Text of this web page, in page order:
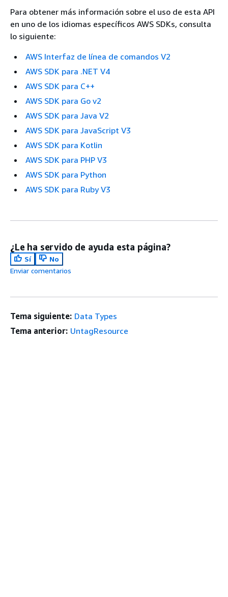
Para obtener más información sobre el uso de esta API
en uno de los idiomas específicos AWS SDKs, consulta
lo siguiente:
AWS Interfaz de línea de comandos V2
AWS SDK para .NET V4
AWS SDK para C++
AWS SDK para Go v2
AWS SDK para Java V2
AWS SDK para JavaScript V3
AWS SDK para Kotlin
AWS SDK para PHP V3
AWS SDK para Python
AWS SDK para Ruby V3
¿Le ha servido de ayuda esta página?
Sí
No
Enviar comentarios
Tema siguiente: Data Types
Tema anterior: UntagResource